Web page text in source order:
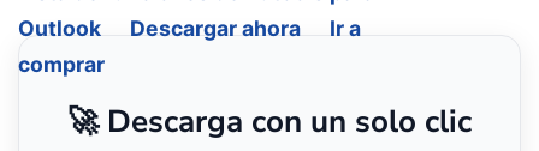
Outlook
Descargar ahora
Ir a
comprar
🚀 Descarga con un solo clic